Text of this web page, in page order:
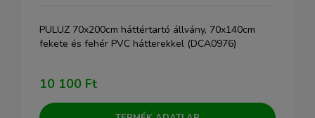
PULUZ 70x200cm háttértartó állvány, 70x140cm
fekete és fehér PVC hátterekkel (DCA0976)
10 100 Ft